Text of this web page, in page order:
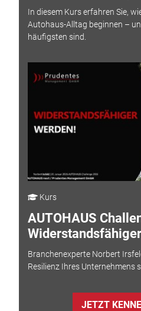
In diesem Kurs erfahren Sie,
Autohaus-Alltag beginnen –
häufigsten sind.
Kurs
AUTOHAUS
Branchenexperte Norbert
Resilienz Ihres Unternehmens
JETZT